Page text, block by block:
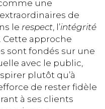
comme une
de
le respect , l’intégrité
Cette approche
sont fondés sur une
avec le public,
plutôt qu’à
de rester fidèle
à ses clients